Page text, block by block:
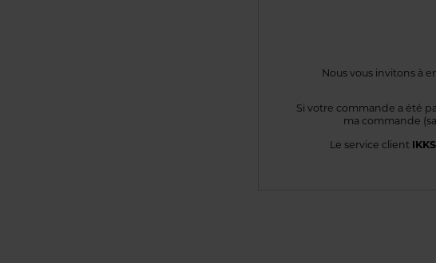
Nous vous invitons à
Si votre commande a été
ma commande
Le service client IKKS